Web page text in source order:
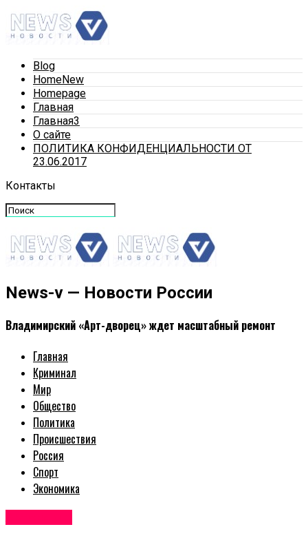
Blog
HomeNew
Homepage
Главная
Главная3
О сайте
ПОЛИТИКА КОНФИДЕНЦИАЛЬНОСТИ ОТ
23.06.2017
Контакты
News-v — Новости России
Владимирский «Арт-дворец» ждет масштабный ремонт
Главная
Криминал
Мир
Общество
Политика
Происшествия
Россия
Спорт
Экономика